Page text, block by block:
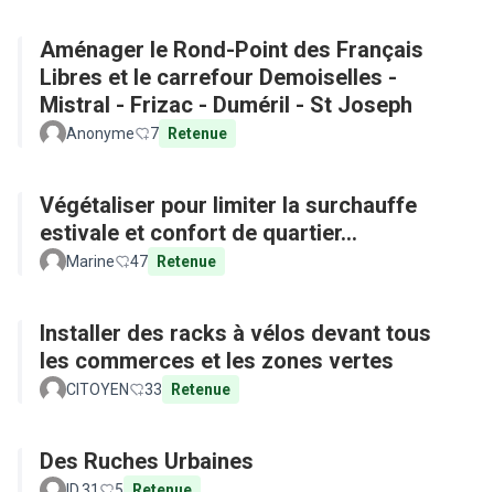
Aménager le Rond-Point des Français
Libres et le carrefour Demoiselles -
Mistral - Frizac - Duméril - St Joseph
Anonyme 7 Retenue
Végétaliser pour limiter la surchauffe
estivale et confort de quartier...
Marine 47 Retenue
Installer des racks à vélos devant tous
les commerces et les zones vertes
CITOYEN 33 Retenue
Des Ruches Urbaines